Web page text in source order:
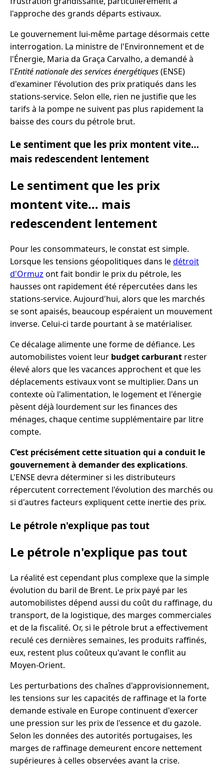
l'approche des grands départs estivaux.
Le gouvernement lui-même partage désormais cette
interrogation. La ministre de l'Environnement et de
l'Énergie, Maria da Graça Carvalho, a demandé à
l'Entité nationale des services énergétiques(ENSE)
d'examiner l'évolution des prix pratiqués dans les
stations-service. Selon elle, rien ne justifie que les
tarifs à la pompe ne suivent pas plus rapidement la
baisse des cours du pétrole brut.
Le sentiment que les prix montent vite…
mais redescendent lentement
Le sentiment que les prix
montent vite… mais
redescendent lentement
Pour les consommateurs, le constat est simple.
Lorsque les tensions géopolitiques dans ledétroit
d'Ormuz ont fait bondir le prix du pétrole, les
hausses ont rapidement été répercutées dans les
stations-service. Aujourd'hui, alors que les marchés
se sont apaisés, beaucoup espéraient un mouvement
inverse. Celui-ci tarde pourtant à se matérialiser.
Ce décalage alimente une forme de défiance. Les
automobilistes voient leur budget carburant rester
élevé alors que les vacances approchent et que les
déplacements estivaux vont se multiplier. Dans un
contexte où l'alimentation, le logement et l'énergie
pèsent déjà lourdement sur les finances des
ménages, chaque centime supplémentaire par litre
compte.
C'est précisément cette situation qui a conduit le
gouvernement à demander des explications.
L'ENSE devra déterminer si les distributeurs
répercutent correctement l'évolution des marchés ou
si d'autres facteurs expliquent cette inertie des prix.
Le pétrole n'explique pas tout
Le pétrole n'explique pas tout
La réalité est cependant plus complexe que la simple
évolution du baril de Brent. Le prix payé par les
automobilistes dépend aussi du coût du raffinage, du
transport, de la logistique, des marges commerciales
et de la fiscalité. Or, si le pétrole brut a effectivement
reculé ces dernières semaines, les produits raffinés,
eux, restent plus coûteux qu'avant le conflit au
Moyen-Orient.
Les perturbations des chaînes d'approvisionnement,
les tensions sur les capacités de raffinage et la forte
demande estivale en Europe continuent d'exercer
une pression sur les prix de l'essence et du gazole.
Selon les données des autorités portugaises, les
marges de raffinage demeurent encore nettement
supérieures à celles observées avant la crise.